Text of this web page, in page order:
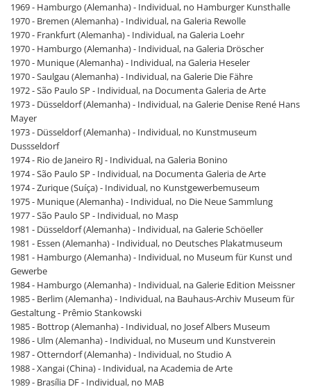
1969 - Hamburgo (Alemanha) - Individual, no Hamburger Kunsthalle
1970 - Bremen (Alemanha) - Individual, na Galeria Rewolle
1970 - Frankfurt (Alemanha) - Individual, na Galeria Loehr
1970 - Hamburgo (Alemanha) - Individual, na Galeria Dröscher
1970 - Munique (Alemanha) - Individual, na Galeria Heseler
1970 - Saulgau (Alemanha) - Individual, na Galerie Die Fähre
1972 - São Paulo SP - Individual, na Documenta Galeria de Arte
1973 - Düsseldorf (Alemanha) - Individual, na Galerie Denise René Hans
Mayer
1973 - Düsseldorf (Alemanha) - Individual, no Kunstmuseum
Dussseldorf
1974 - Rio de Janeiro RJ - Individual, na Galeria Bonino
1974 - São Paulo SP - Individual, na Documenta Galeria de Arte
1974 - Zurique (Suíça) - Individual, no Kunstgewerbemuseum
1975 - Munique (Alemanha) - Individual, no Die Neue Sammlung
1977 - São Paulo SP - Individual, no Masp
1981 - Düsseldorf (Alemanha) - Individual, na Galerie Schöeller
1981 - Essen (Alemanha) - Individual, no Deutsches Plakatmuseum
1981 - Hamburgo (Alemanha) - Individual, no Museum für Kunst und
Gewerbe
1984 - Hamburgo (Alemanha) - Individual, na Galerie Edition Meissner
1985 - Berlim (Alemanha) - Individual, na Bauhaus-Archiv Museum für
Gestaltung - Prêmio Stankowski
1985 - Bottrop (Alemanha) - Individual, no Josef Albers Museum
1986 - Ulm (Alemanha) - Individual, no Museum und Kunstverein
1987 - Otterndorf (Alemanha) - Individual, no Studio A
1988 - Xangai (China) - Individual, na Academia de Arte
1989 - Brasília DF - Individual, no MAB